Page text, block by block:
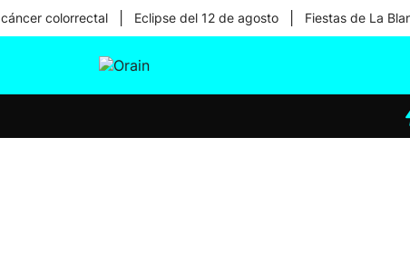
colorrectal Eclipse del 12 de agosto Fiestas de La